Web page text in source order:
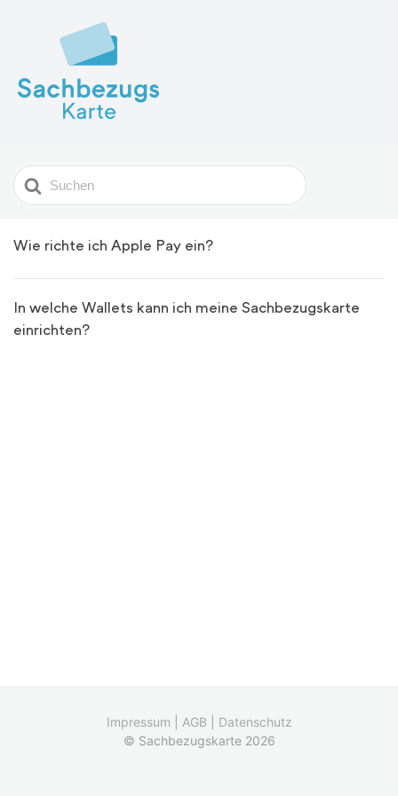
Search
For
Wie richte ich Apple Pay ein?
In welche Wallets kann ich meine Sachbezugskarte
einrichten?
Impressum AGB
Datenschutz
© Sachbezugskarte 2026